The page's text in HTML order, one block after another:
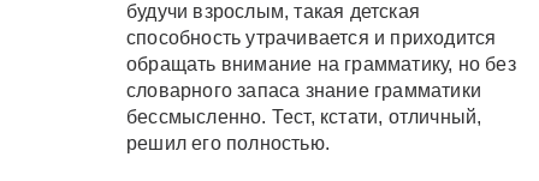
будучи взрослым, такая детская
способность утрачивается и приходится
обращать внимание на грамматику, но без
словарного запаса знание грамматики
бессмысленно. Тест, кстати, отличный,
решил его полностью.